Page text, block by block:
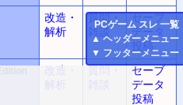
PCゲーム スレ 一覧
▲ ヘッダーメニュー
▼ フッターメニュー
改造・
解析
質問・
雑談
セーブ
データ
投稿
改造・
解析
質問・
雑談
セーブ
データ
投稿